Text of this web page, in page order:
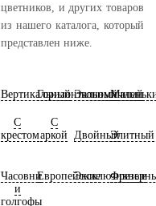
цветников, и других товаров
из нашего каталога, который
представлен ниже.
ВертикальныйГоризонтальный
Экономичный
С
крестом
С
аркой
ДвойныйЭлитный
Часовни
и
голгофы
ЕвропейскиеЭксклюзивные